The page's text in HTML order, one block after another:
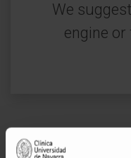
We
engine